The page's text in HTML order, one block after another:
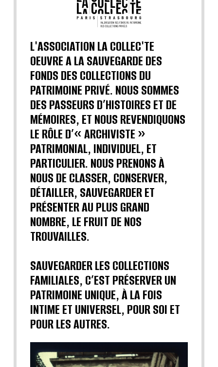
L'ASSOCIATION LA COLLEC'TE
OEUVRE A LA SAUVEGARDE DES
FONDS DES COLLECTIONS DU
PATRIMOINE PRIVÉ. NOUS SOMMES
DES PASSEURS D’HISTOIRES ET DE
MÉMOIRES, ET NOUS REVENDIQUONS
LE RÔLE D’« ARCHIVISTE »
PATRIMONIAL, INDIVIDUEL, ET
PARTICULIER. NOUS PRENONS À
NOUS DE CLASSER, CONSERVER,
DÉTAILLER, SAUVEGARDER ET
PRÉSENTER AU PLUS GRAND
NOMBRE, LE FRUIT DE NOS
TROUVAILLES.
SAUVEGARDER LES COLLECTIONS
FAMILIALES, C’EST PRÉSERVER UN
PATRIMOINE UNIQUE, À LA FOIS
INTIME ET UNIVERSEL, POUR SOI ET
POUR LES AUTRES.